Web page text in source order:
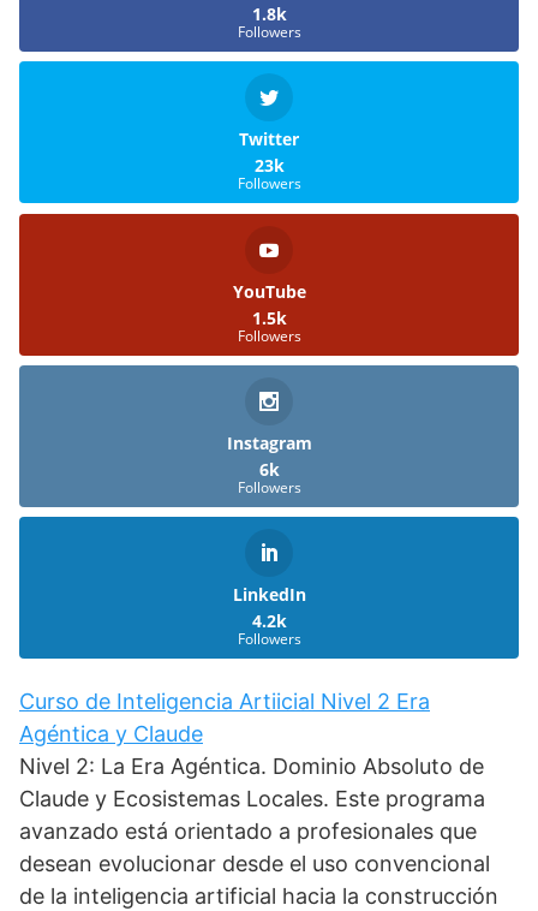
1.8k
Followers
Twitter
23k
Followers
YouTube
1.5k
Followers
Instagram
6k
Followers
LinkedIn
4.2k
Followers
Curso de Inteligencia Artiicial Nivel 2 Era
Agéntica y Claude
Nivel 2: La Era Agéntica. Dominio Absoluto de
Claude y Ecosistemas Locales. Este programa
avanzado está orientado a profesionales que
desean evolucionar desde el uso convencional
de la inteligencia artificial hacia la construcción